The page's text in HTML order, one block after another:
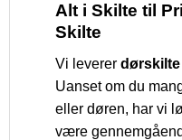
Alt i Skilte til
Skilte
Vi leverer
Uanset om du
eller døren, har vi
være